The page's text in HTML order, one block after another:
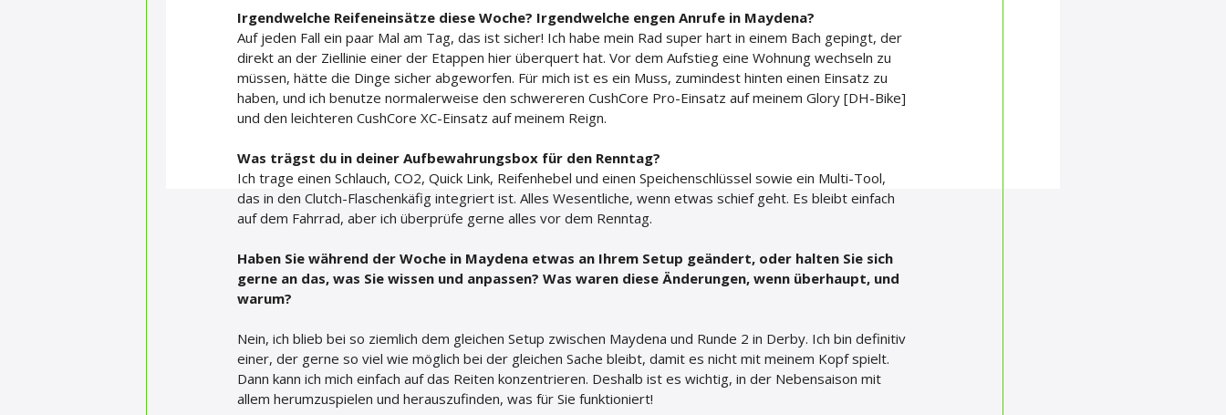
Irgendwelche Reifeneinsätze diese Woche? Irgendwelche engen Anrufe in Maydena?
Auf jeden Fall ein paar Mal am Tag, das ist sicher! Ich habe mein Rad super hart in einem Bach gepingt, der
direkt an der Ziellinie einer der Etappen hier überquert hat. Vor dem Aufstieg eine Wohnung wechseln zu
müssen, hätte die Dinge sicher abgeworfen. Für mich ist es ein Muss, zumindest hinten einen Einsatz zu
haben, und ich benutze normalerweise den schwereren CushCore Pro-Einsatz auf meinem Glory [DH-Bike]
und den leichteren CushCore XC-Einsatz auf meinem Reign.
Was trägst du in deiner Aufbewahrungsbox für den Renntag?
Ich trage einen Schlauch, CO2, Quick Link, Reifenhebel und einen Speichenschlüssel sowie ein Multi-Tool,
das in den Clutch-Flaschenkäfig integriert ist. Alles Wesentliche, wenn etwas schief geht. Es bleibt einfach
auf dem Fahrrad, aber ich überprüfe gerne alles vor dem Renntag.
Haben Sie während der Woche in Maydena etwas an Ihrem Setup geändert, oder halten Sie sich
gerne an das, was Sie wissen und anpassen? Was waren diese Änderungen, wenn überhaupt, und
warum?
Nein, ich blieb bei so ziemlich dem gleichen Setup zwischen Maydena und Runde 2 in Derby. Ich bin definitiv
einer, der gerne so viel wie möglich bei der gleichen Sache bleibt, damit es nicht mit meinem Kopf spielt.
Dann kann ich mich einfach auf das Reiten konzentrieren. Deshalb ist es wichtig, in der Nebensaison mit
allem herumzuspielen und herauszufinden, was für Sie funktioniert!